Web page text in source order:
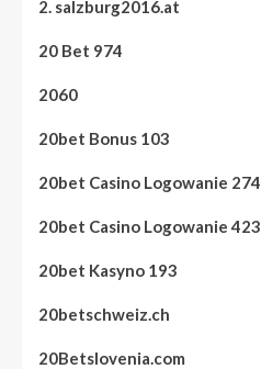
2. salzburg2016.at
20 Bet 974
2060
20bet Bonus 103
20bet Casino Logowanie 274
20bet Casino Logowanie 423
20bet Kasyno 193
20betschweiz.ch
20Betslovenia.com